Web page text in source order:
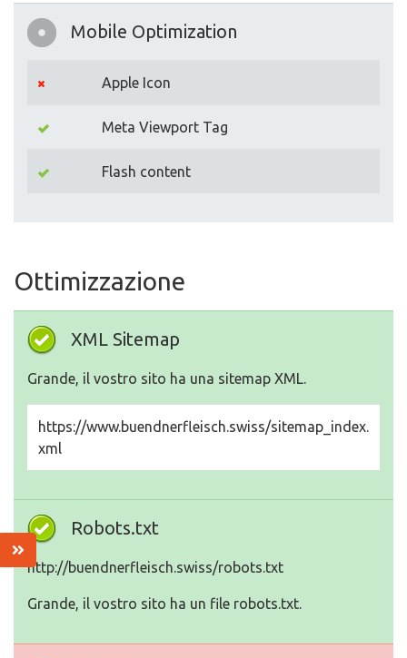
Mobile Optimization
Apple Icon
Meta Viewport Tag
Flash content
Ottimizzazione
XML Sitemap
Grande, il vostro sito ha una sitemap XML.
https://www.buendnerfleisch.swiss/sitemap_index.
xml
Robots.txt
http://buendnerfleisch.swiss/robots.txt
Grande, il vostro sito ha un file robots.txt.